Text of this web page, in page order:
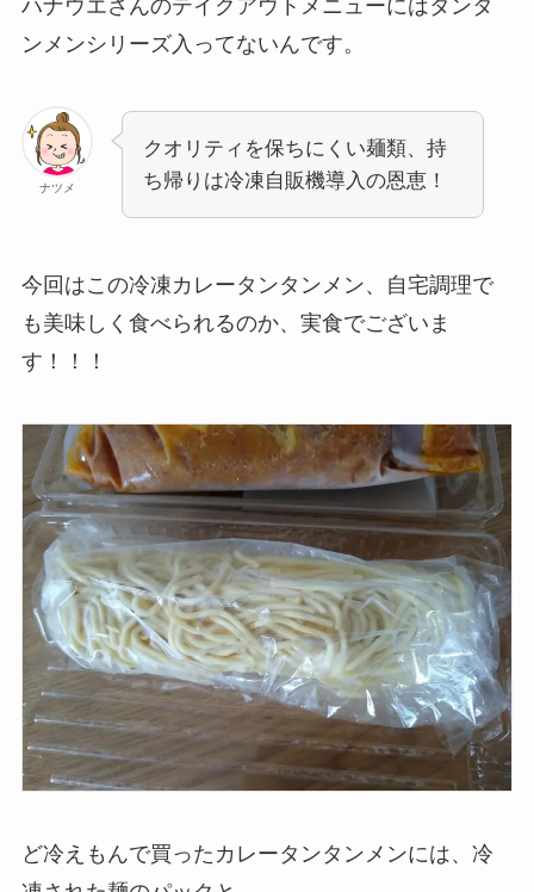
ハナウエさんのテイクアウトメニューにはタンタ
ンメンシリーズ入ってないんです。
ナツメ
クオリティを保ちにくい麺類、持
ち帰りは冷凍自販機導入の恩恵！
今回はこの冷凍カレータンタンメン、自宅調理で
も美味しく食べられるのか、実食でございま
す！！！
ど冷えもんで買ったカレータンタンメンには、冷